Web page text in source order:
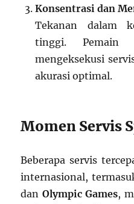
Konsentrasi dan
Tekanan dalam
tinggi. Pemain
mengeksekusi
akurasi optimal.
Momen Servis
Beberapa servis
internasional,
dan Olympic Games,